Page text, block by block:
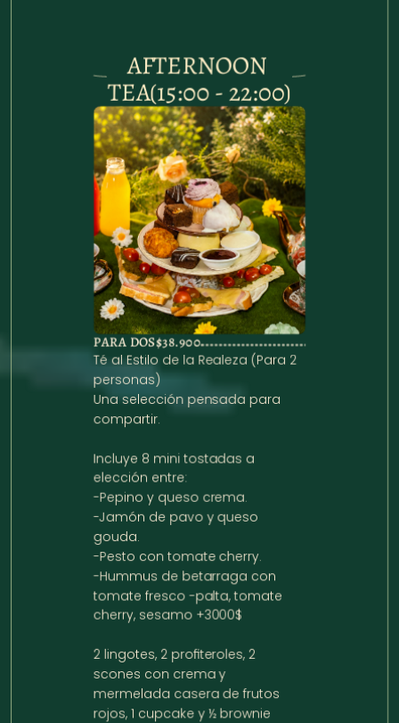
AFTERNOON
TEA(15:00 - 22:00)
PARA DOS$38.900
Té al Estilo de la Realeza (Para 2
personas)
Una selección pensada para
compartir.
Incluye 8 mini tostadas a
elección entre:
-Pepino y queso crema.
-Jamón de pavo y queso
gouda.
-Pesto con tomate cherry.
-Hummus de betarraga con
tomate fresco -palta, tomate
cherry, sesamo +3000$
2 lingotes, 2 profiteroles, 2
scones con crema y
mermelada casera de frutos
rojos, 1 cupcake y ½ brownie